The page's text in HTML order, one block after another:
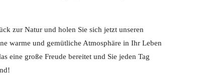
zur Natur und holen Sie sich jetzt unseren
warme und gemütliche Atmosphäre in Ihr Leben
eine große Freude bereitet und Sie jeden Tag